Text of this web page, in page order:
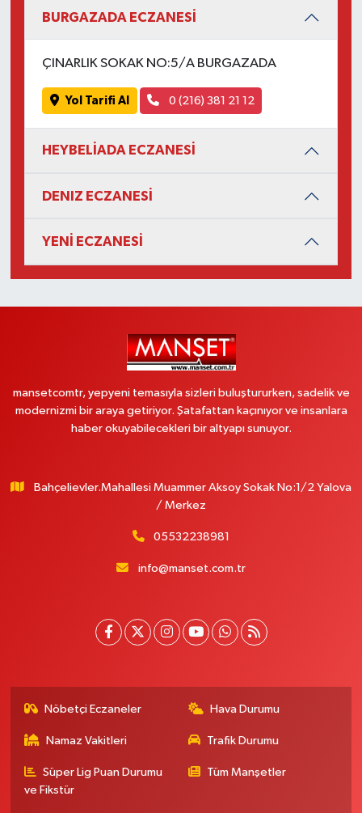
BURGAZADA ECZANESİ
ÇINARLIK SOKAK NO:5/A BURGAZADA
Yol Tarifi Al 0 (216) 381 21 12
HEYBELİADA ECZANESİ
DENIZ ECZANESİ
YENİ ECZANESİ
mansetcomtr, yepyeni temasıyla sizleri buluştururken, sadelik ve
modernizmi bir araya getiriyor. Şatafattan kaçınıyor ve insanlara
haber okuyabilecekleri bir altyapı sunuyor.
Bahçelievler.Mahallesi Muammer Aksoy Sokak No:1/2 Yalova
/ Merkez
05532238981
info@manset.com.tr
Nöbetçi Eczaneler Hava Durumu
Namaz Vakitleri Trafik Durumu
Süper Lig Puan Durumu
ve Fikstür
Tüm Manşetler